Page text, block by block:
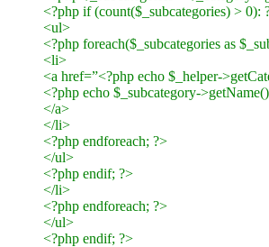
<?php if (count($_subcategories) > 0):
<ul>
<?php foreach($_subcategories as
<li>
<a href=”<?php echo $_helper-
<?php echo $_subcategory-
</a>
</li>
<?php endforeach; ?>
</ul>
<?php endif; ?>
</li>
<?php endforeach; ?>
</ul>
<?php endif; ?>